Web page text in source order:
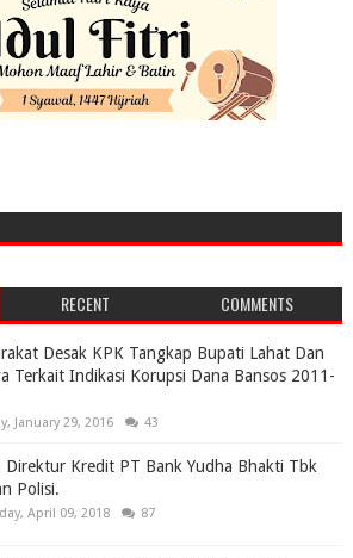
RECENT COMMENTS
Desak KPK Tangkap Bupati Lahat Dan
Terkait Indikasi Korupsi Dana Bansos 2011-
January 29, 2016 43
Direktur Kredit PT Bank Yudha Bhakti Tbk
Polisi.
April 09, 2018 87